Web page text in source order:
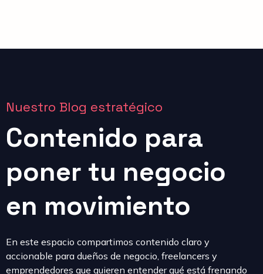
Nuestro Blog estratégico
Contenido para
poner tu negocio
en movimiento
En este espacio compartimos contenido claro y
accionable para dueños de negocio, freelancers y
emprendedores que quieren entender qué está frenando